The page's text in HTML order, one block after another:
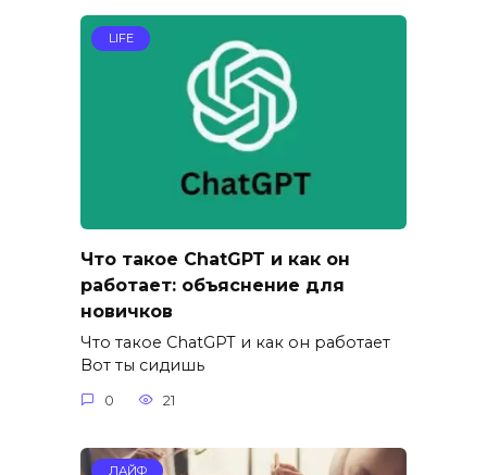
LIFE
Что такое ChatGPT и как он
работает: объяснение для
новичков
Что такое ChatGPT и как он работает
Вот ты сидишь
0 21
ЛАЙФ